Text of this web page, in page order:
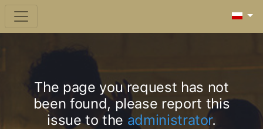
The page you request has not
been found, please report this
issue to the administrator.